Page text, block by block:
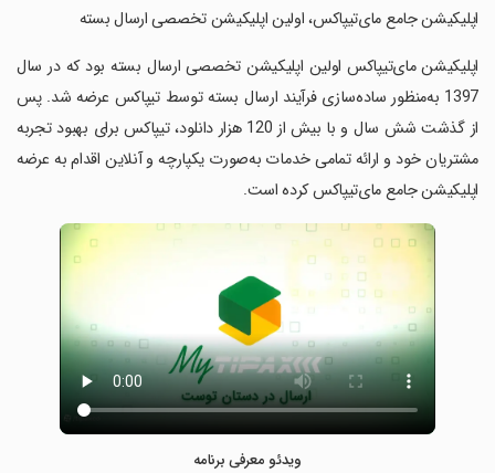
‏‏اپلیکیشن جامع مای‌تیپاکس، اولین اپلیکیشن تخصصی ارسال بسته
‏‏اپلیکیشن مای‌تیپاکس اولین اپلیکیشن تخصصی ارسال بسته بود که در سال
1397 به‌منظور ساده‌سازی فرآیند ارسال بسته توسط تیپاکس عرضه شد. پس
از گذشت شش سال و با بیش از 120 هزار دانلود، تیپاکس برای بهبود تجربه
مشتریان خود و ارائه تمامی خدمات به‌صورت یکپارچه و آنلاین اقدام به عرضه
اپلیکیشن جامع مای‌تیپاکس کرده است.
ویدئو معرفی برنامه